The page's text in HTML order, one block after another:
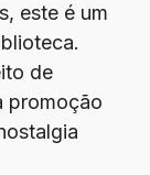
este é um
de
promoção